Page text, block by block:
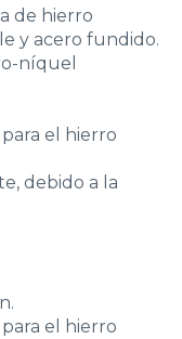
de hierro
y acero fundido.
níquel
el hierro
debido a la
el hierro